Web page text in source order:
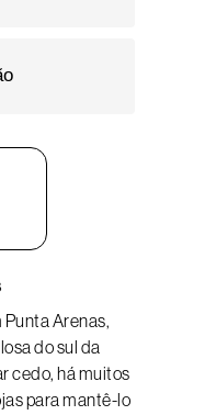
Arenas,
do sul da
cedo, há muitos
para mantê-lo